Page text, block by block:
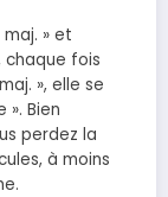
» et
chaque fois
», elle se
Bien
perdez la
à moins